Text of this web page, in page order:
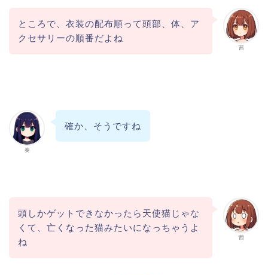
茜
ところで、衣装の配布順って頭部、体、ア
クセサリーの順番だよね
奏
確か、そうですね
茜
頭しかゲットできなかったら天使猫じゃな
くて、亡くなった猫みたいになっちゃうよ
ね